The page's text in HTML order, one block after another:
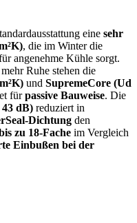
eine sehr
, die im Winter die
angenehme Kühle sorgt.
Ruhe stehen die
und SupremeCore (Ud
fürpassive Bauweise. Die
dB) reduziert in
Dichtung den
zu 18-Fache im Vergleich
Einbußen bei der